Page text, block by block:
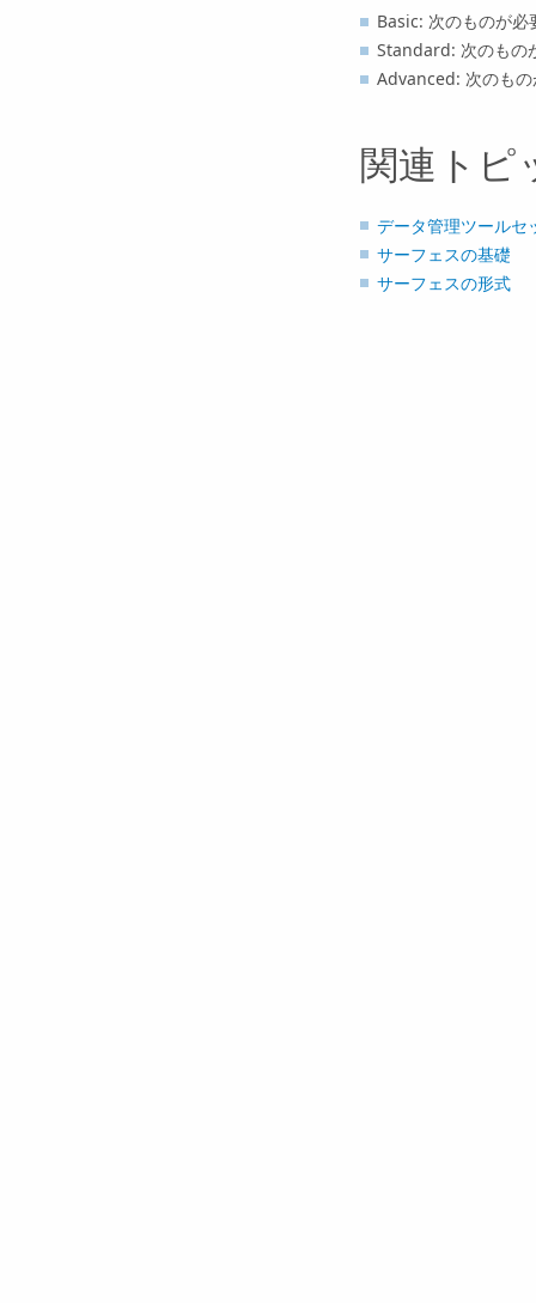
Basic: 次のものが
Standard: 次のもの
Advanced: 次のも
関連トピ
データ管理ツールセ
サーフェスの基礎
サーフェスの形式